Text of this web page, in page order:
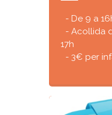
- De 9 a
- Acollida
17h
- 3€ per